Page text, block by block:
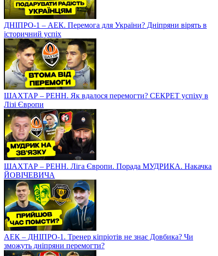
ДНІПРО-1 – АЕК. Перемога для України? Дніпряни вірять в
історичний успіх
ШАХТАР – РЕНН. Як вдалося перемогти? СЕКРЕТ успіху в
Лізі Європи
ШАХТАР – РЕНН. Ліга Європи. Порада МУДРИКА. Накачка
ЙОВІЧЕВИЧА
АЕК – ДНІПРО-1. Тренер кіпріотів не знає Довбика? Чи
зможуть дніпряни перемогти?